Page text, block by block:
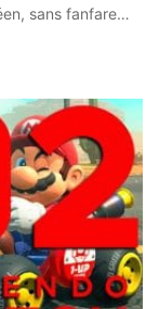
sans fanfare…